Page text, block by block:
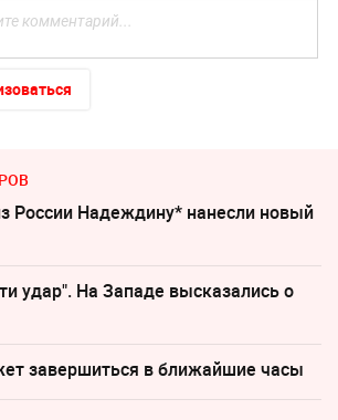
России Надеждину* нанесли новый
удар". На Западе высказались о
завершиться в ближайшие часы